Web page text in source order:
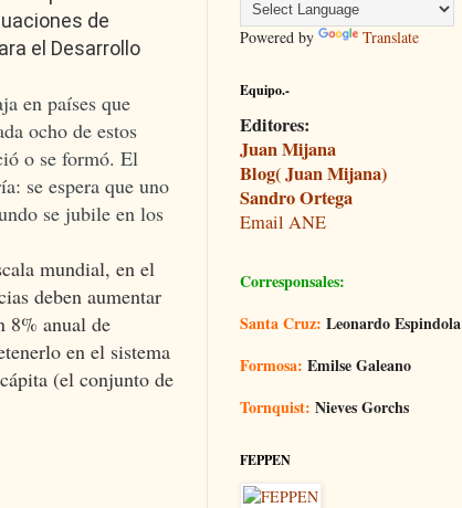
de
el Desarrollo
en países que
ocho de estos
o se formó. El
se espera que uno
se jubile en los
mundial, en el
deben aumentar
8% anual de
en el sistema
(el conjunto de
Powered by Translate
Equipo.-
Editores:
Juan Mijana
Blog( Juan Mijana)
Sandro Ortega
Email ANE
Corresponsales:
Santa Cruz: Leonardo Espindola
Formosa: Emilse Galeano
Tornquist: Nieves Gorchs
FEPPEN